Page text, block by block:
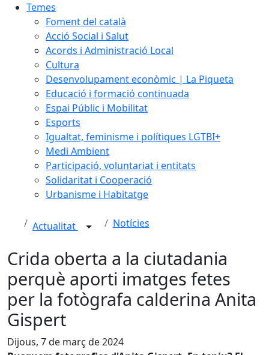
Temes
Foment del català
Acció Social i Salut
Acords i Administració Local
Cultura
Desenvolupament econòmic | La Piqueta
Educació i formació continuada
Espai Públic i Mobilitat
Esports
Igualtat, feminisme i polítiques LGTBI+
Medi Ambient
Participació, voluntariat i entitats
Solidaritat i Cooperació
Urbanisme i Habitatge
Actualitat Notícies
Crida oberta a la ciutadania
perquè aporti imatges fetes
per la fotògrafa calderina Anita
Gispert
Dijous, 7 de març de 2024